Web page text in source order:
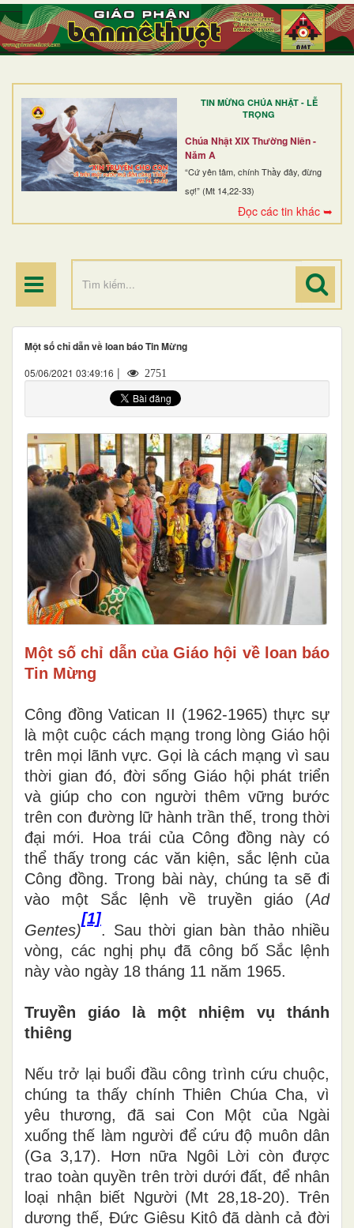
TIN MỪNG CHÚA NHẬT - LỄ
TRỌNG
Chúa Nhật XIX Thường Niên -
Năm A
“Cứ yên tâm, chính Thầy đây, đừng
sợ!” (Mt 14,22-33)
Đọc các tin khác ➥
TRANG NHẤT
GIỚI THIỆU
DÒNG TU
BAN MỤC VỤ
ĐOÀN THỂ CG
Một số chỉ dẫn về loan báo Tin Mừng
05/06/2021 03:49:16 | 2751
Một số chỉ dẫn của Giáo hội về loan báo
Tin Mừng
Công đồng Vatican II (1962-1965) thực sự
là một cuộc cách mạng trong lòng Giáo hội
trên mọi lãnh vực. Gọi là cách mạng vì sau
thời gian đó, đời sống Giáo hội phát triển
và giúp cho con người thêm vững bước
trên con đường lữ hành trần thế, trong thời
đại mới. Hoa trái của Công đồng này có
thể thấy trong các văn kiện, sắc lệnh của
Công đồng. Trong bài này, chúng ta sẽ đi
vào một Sắc lệnh về truyền giáo (Ad
Gentes)
[1]
. Sau thời gian bàn thảo nhiều
vòng, các nghị phụ đã công bố Sắc lệnh
này vào ngày 18 tháng 11 năm 1965.
Truyền giáo là một nhiệm vụ thánh
thiêng
Nếu trở lại buổi đầu công trình cứu chuộc,
chúng ta thấy chính Thiên Chúa Cha, vì
yêu thương, đã sai Con Một của Ngài
xuống thế làm người để cứu độ muôn dân
(Ga 3,17). Hơn nữa Ngôi Lời còn được
trao toàn quyền trên trời dưới đất, để nhân
loại nhận biết Người (Mt 28,18-20). Trên
dương thế, Đức Giêsu Kitô đã dành cả đời